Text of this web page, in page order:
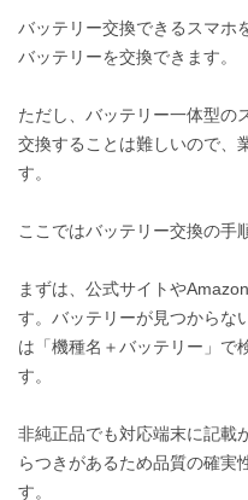
バッテリー交換できるスマホ
バッテリーを交換できます。
ただし、バッテリー一体型の
交換することは難しいので、
す。
ここではバッテリー交換の手
まずは、公式サイトや
す。バッテリーが見つからな
は「機種名＋バッテリー」で
す。
非純正品でも対応端末に記載
らつきがあるため品質の確実
す。